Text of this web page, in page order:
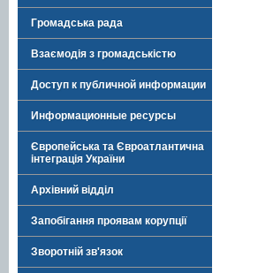
Громадська рада
Взаємодія з громадськістю
Доступ к публичной информации
Информационные ресурсы
Європейська та Євроатлантична
інтеграція України
Архівний відділ
Запобігання проявам корупції
Зворотній зв'язок